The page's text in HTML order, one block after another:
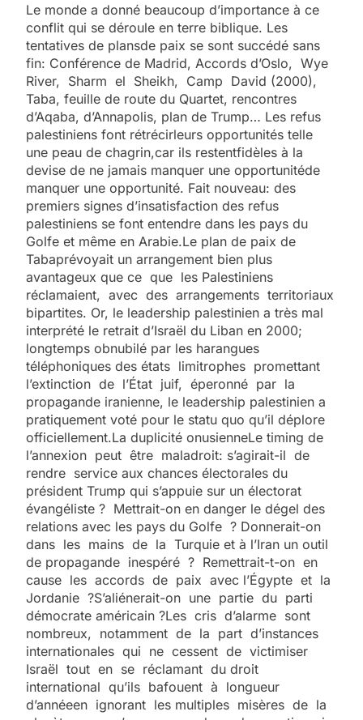
Le monde a donné beaucoup d’importance à ce
conflit qui se déroule en terre biblique. Les
tentatives de plansde paix se sont succédé sans
fin: Conférence de Madrid, Accords d’Oslo, Wye
River, Sharm el Sheikh, Camp David (2000),
Taba, feuille de route du Quartet, rencontres
d’Aqaba, d’Annapolis, plan de Trump… Les refus
palestiniens font rétrécirleurs opportunités telle
une peau de chagrin,car ils restentfidèles à la
devise de ne jamais manquer une opportunitéde
manquer une opportunité. Fait nouveau: des
premiers signes d’insatisfaction des refus
palestiniens se font entendre dans les pays du
Golfe et même en Arabie.Le plan de paix de
Tabaprévoyait un arrangement bien plus
avantageux que ce que les Palestiniens
réclamaient, avec des arrangements territoriaux
bipartites. Or, le leadership palestinien a très mal
interprété le retrait d’Israël du Liban en 2000;
longtemps obnubilé par les harangues
téléphoniques des états limitrophes promettant
l’extinction de l’État juif, éperonné par la
propagande iranienne, le leadership palestinien a
pratiquement voté pour le statu quo qu’il déplore
officiellement.La duplicité onusienneLe timing de
l’annexion peut être maladroit: s’agirait-il de
rendre service aux chances électorales du
président Trump qui s’appuie sur un électorat
évangéliste ? Mettrait-on en danger le dégel des
relations avec les pays du Golfe ? Donnerait-on
dans les mains de la Turquie et à l’Iran un outil
de propagande inespéré ? Remettrait-t-on en
cause les accords de paix avec l’Égypte et la
Jordanie ?S’aliénerait-on une partie du parti
démocrate américain ?Les cris d’alarme sont
nombreux, notamment de la part d’instances
internationales qui ne cessent de victimiser
Israël tout en se réclamant du droit
international qu’ils bafouent à longueur
d’annéeen ignorant les multiples misères de la